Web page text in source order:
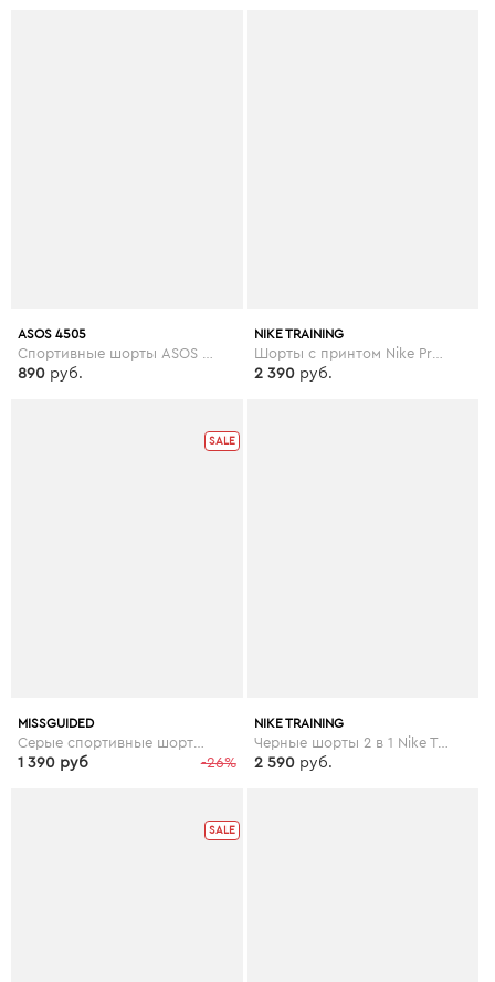
ASOS 4505
890 руб.
NIKE TRAINING
Шорты с принтом Nike Pro Training - 3 дюйма - Черный
2 390 руб.
SALE
MISSGUIDED
-26%
1 390 руб
NIKE TRAINING
Черные шорты 2 в 1 Nike Training Flex - Черный
2 590 руб.
SALE